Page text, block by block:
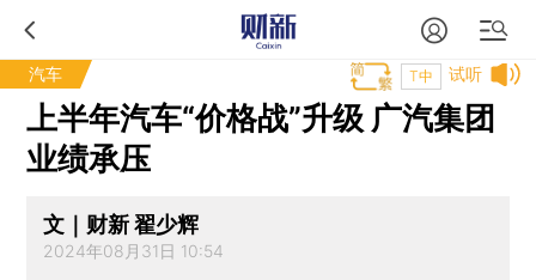
汽车 试听
T中
上半年汽车“价格战”升级 广汽集团
业绩承压
文｜财新 翟少辉
2024年08月31日 10:54